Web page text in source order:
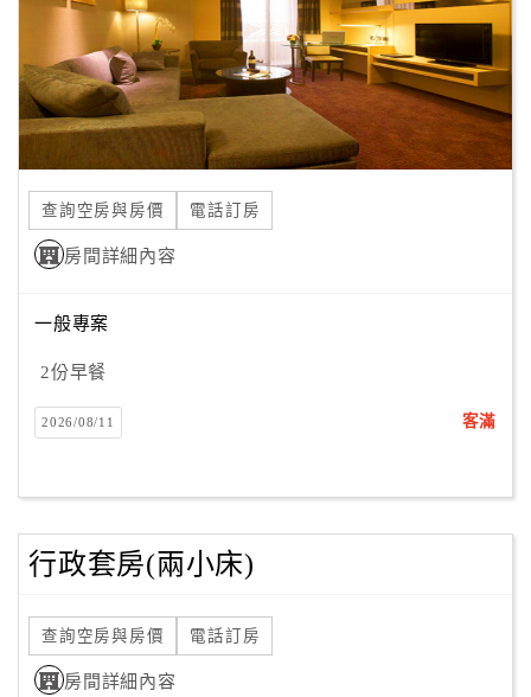
查詢空房與房價 電話訂房
房間詳細內容
一般專案
2份早餐
2026/08/11 客滿
行政套房(兩小床)
查詢空房與房價 電話訂房
房間詳細內容